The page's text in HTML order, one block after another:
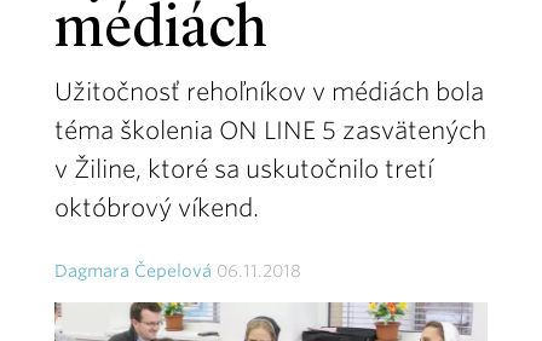
médiách
Užitočnosť rehoľníkov v médiách bola
téma školenia ON LINE 5 zasvätených
v Žiline, ktoré sa uskutočnilo tretí
októbrový víkend.
Dagmara Čepelová 06.11.2018